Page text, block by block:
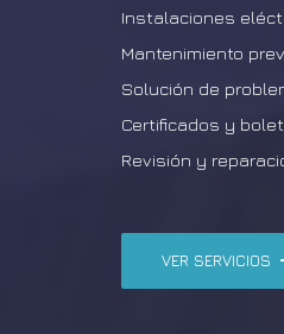
Instalaciones
Mantenimiento
Solución de
Certificados y
Revisión y
VER SERVICIOS